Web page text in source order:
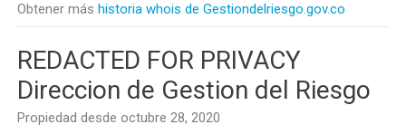
Obtener más historia whois de Gestiondelriesgo.gov.co
REDACTED FOR PRIVACY
Direccion de Gestion del Riesgo
Propiedad desde octubre 28, 2020